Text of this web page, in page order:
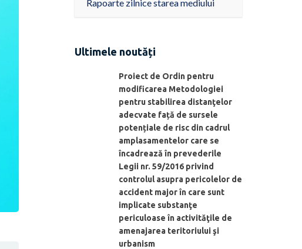
Rapoarte zilnice starea mediului
Ultimele noutăți
Proiect de Ordin pentru
modificarea Metodologiei
pentru stabilirea distanţelor
adecvate față de sursele
potențiale de risc din cadrul
amplasamentelor care se
încadrează în prevederile
Legii nr. 59/2016 privind
controlul asupra pericolelor de
accident major în care sunt
implicate substanţe
periculoase în activităţile de
amenajarea teritoriului şi
urbanism